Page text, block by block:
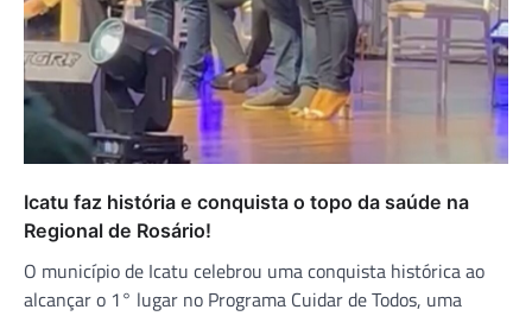
Icatu faz história e conquista o topo da saúde na
Regional de Rosário!
O município de Icatu celebrou uma conquista histórica ao
alcançar o 1° lugar no Programa Cuidar de Todos, uma